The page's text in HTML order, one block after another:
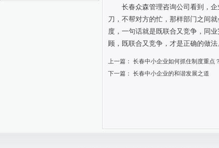
长春众森管理咨询公司看到，
刀，不帮对方的忙，那样部门之间
度，一句话就是既联合又竞争，同
顾，既联合又竞争，才是正确的做法
上一篇： 长春中小企业如何抓住制度重点
下一篇： 长春中小企业的和谐发展之道